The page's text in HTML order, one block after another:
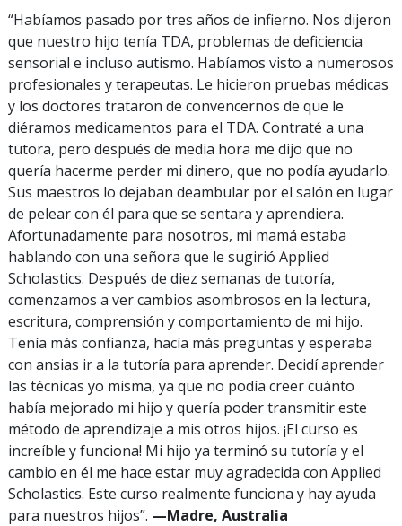
“Habíamos pasado por tres años de infierno. Nos dijeron
que nuestro hijo tenía TDA, problemas de deficiencia
sensorial e incluso autismo. Habíamos visto a numerosos
profesionales y terapeutas. Le hicieron pruebas médicas
y los doctores trataron de convencernos de que le
diéramos medicamentos para el TDA. Contraté a una
tutora, pero después de media hora me dijo que no
quería hacerme perder mi dinero, que no podía ayudarlo.
Sus maestros lo dejaban deambular por el salón en lugar
de pelear con él para que se sentara y aprendiera.
Afortunadamente para nosotros, mi mamá estaba
hablando con una señora que le sugirió Applied
Scholastics. Después de diez semanas de tutoría,
comenzamos a ver cambios asombrosos en la lectura,
escritura, comprensión y comportamiento de mi hijo.
Tenía más confianza, hacía más preguntas y esperaba
con ansias ir a la tutoría para aprender. Decidí aprender
las técnicas yo misma, ya que no podía creer cuánto
había mejorado mi hijo y quería poder transmitir este
método de aprendizaje a mis otros hijos. ¡El curso es
increíble y funciona! Mi hijo ya terminó su tutoría y el
cambio en él me hace estar muy agradecida con Applied
Scholastics. Este curso realmente funciona y hay ayuda
para nuestros hijos”. —Madre, Australia